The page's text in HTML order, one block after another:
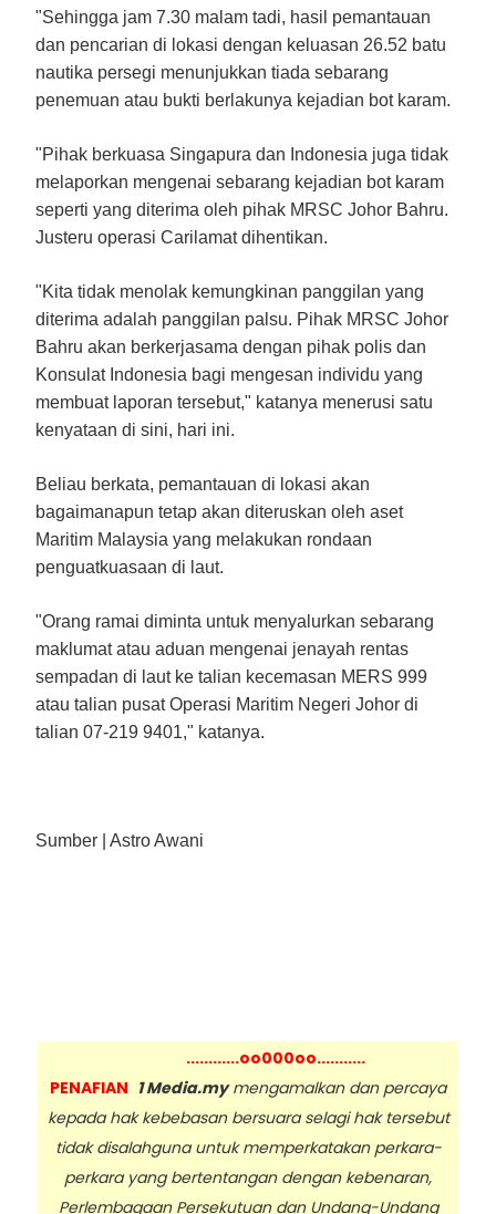
"Sehingga jam 7.30 malam tadi, hasil pemantauan
dan pencarian di lokasi dengan keluasan 26.52 batu
nautika persegi menunjukkan tiada sebarang
penemuan atau bukti berlakunya kejadian bot karam.
"Pihak berkuasa Singapura dan Indonesia juga tidak
melaporkan mengenai sebarang kejadian bot karam
seperti yang diterima oleh pihak MRSC Johor Bahru.
Justeru operasi Carilamat dihentikan.
"Kita tidak menolak kemungkinan panggilan yang
diterima adalah panggilan palsu. Pihak MRSC Johor
Bahru akan berkerjasama dengan pihak polis dan
Konsulat Indonesia bagi mengesan individu yang
membuat laporan tersebut," katanya menerusi satu
kenyataan di sini, hari ini.
Beliau berkata, pemantauan di lokasi akan
bagaimanapun tetap akan diteruskan oleh aset
Maritim Malaysia yang melakukan rondaan
penguatkuasaan di laut.
"Orang ramai diminta untuk menyalurkan sebarang
maklumat atau aduan mengenai jenayah rentas
sempadan di laut ke talian kecemasan MERS 999
atau talian pusat Operasi Maritim Negeri Johor di
talian 07-219 9401," katanya.
Sumber | Astro Awani
............oo000oo...........
PENAFIAN 1 Media.mymengamalkan dan percaya
kepada hak kebebasan bersuara selagi hak tersebut
tidak disalahguna untuk memperkatakan perkara-
perkara yang bertentangan dengan kebenaran,
Perlembagaan Persekutuan dan Undang-Undang